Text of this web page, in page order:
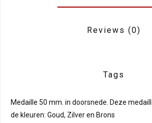
Reviews (0)
Tags
Medaille 50 mm. in doorsnede. Deze
de kleuren: Goud, Zilver en Brons